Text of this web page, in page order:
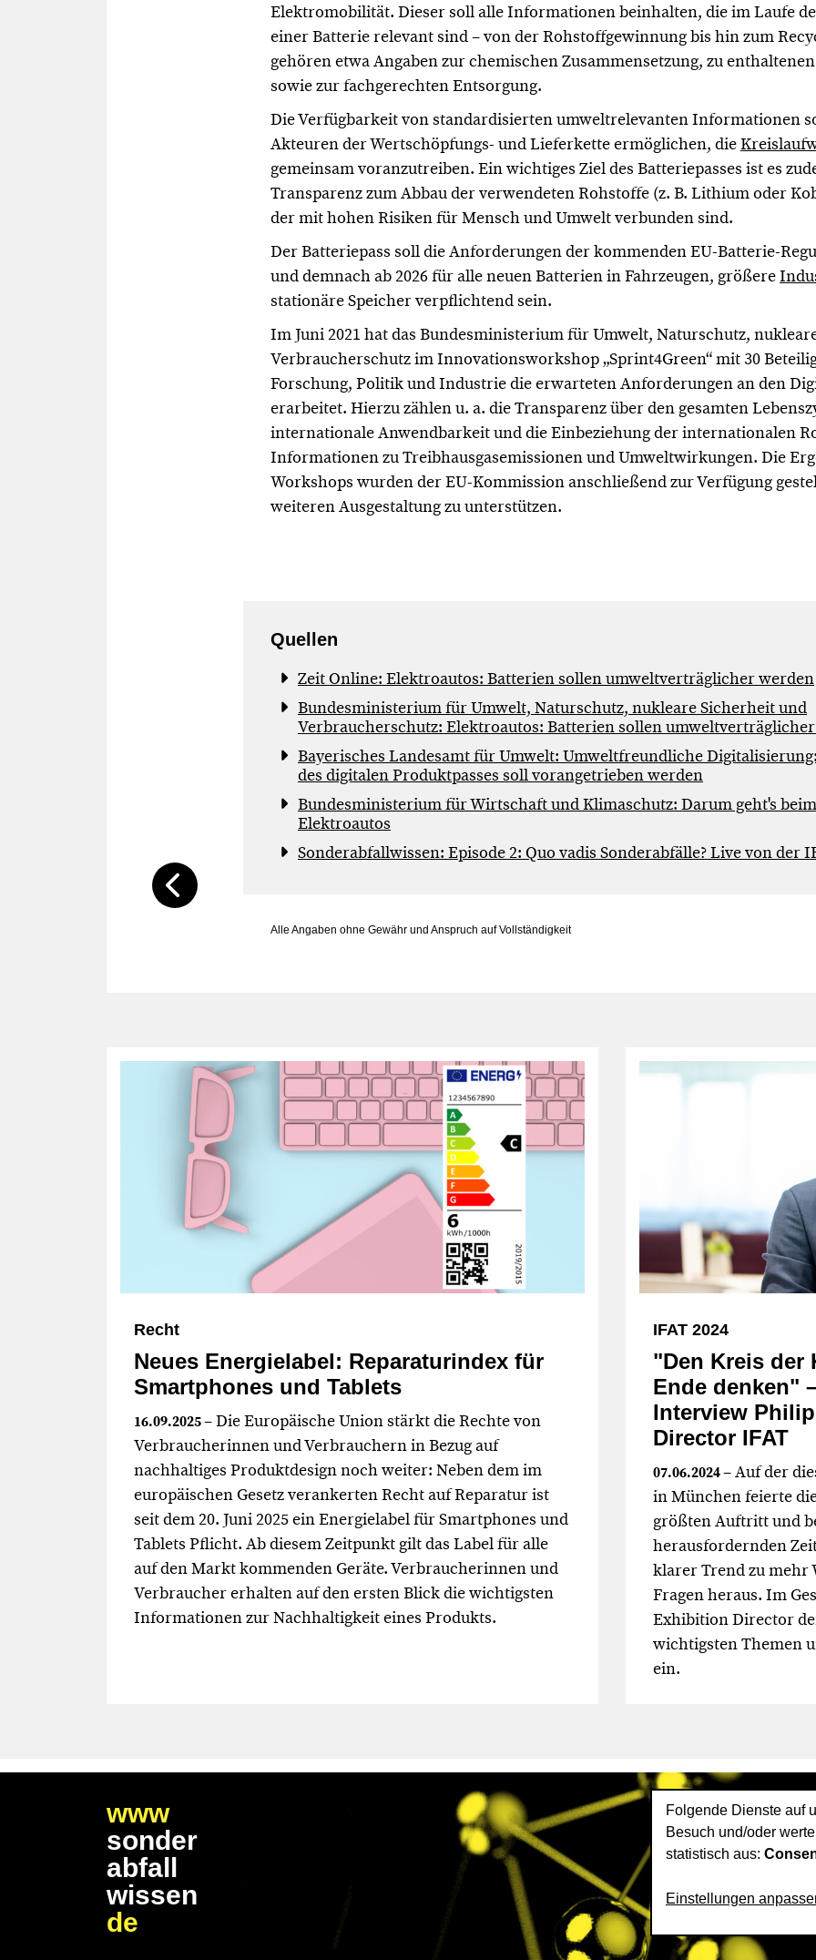
Elektromobilität. Dieser soll alle Informationen beinhalten, die im Laufe
einer Batterie relevant sind – von der Rohstoffgewinnung bis hin zum
gehören etwa Angaben zur chemischen Zusammensetzung, zu
sowie zur fachgerechten Entsorgung.
Die Verfügbarkeit von standardisierten umweltrelevanten Informationen
Akteuren der Wertschöpfungs- und Lieferkette ermöglichen, die
gemeinsam voranzutreiben. Ein wichtiges Ziel des Batteriepasses ist es
Transparenz zum Abbau der verwendeten Rohstoffe (z. B. Lithium oder
der mit hohen Risiken für Mensch und Umwelt verbunden sind.
Der Batteriepass soll die Anforderungen der kommenden EU-Batterie-
und demnach ab 2026 für alle neuen Batterien in Fahrzeugen, größere
stationäre Speicher verpflichtend sein.
Im Juni 2021 hat das Bundesministerium für Umwelt, Naturschutz,
Verbraucherschutz im Innovationsworkshop „Sprint4Green“ mit 30
Forschung, Politik und Industrie die erwarteten Anforderungen an den
erarbeitet. Hierzu zählen u. a. die Transparenz über den gesamten
internationale Anwendbarkeit und die Einbeziehung der internationalen
Informationen zu Treibhausgasemissionen und Umweltwirkungen. Die
Workshops wurden der EU-Kommission anschließend zur Verfügung
weiteren Ausgestaltung zu unterstützen.
Quellen
Zeit Online: Elektroautos: Batterien sollen umweltverträglicher werden
Bundesministerium für Umwelt, Naturschutz, nukleare Sicherheit und
Verbraucherschutz: Elektroautos: Batterien sollen
Bayerisches Landesamt für Umwelt: Umweltfreundliche
des digitalen Produktpasses soll vorangetrieben werden
Bundesministerium für Wirtschaft und Klimaschutz: Darum geht's
Elektroautos
Sonderabfallwissen: Episode 2: Quo vadis Sonderabfälle? Live von der
Alle Angaben ohne Gewähr und Anspruch auf Vollständigkeit
Recht
Neues Energielabel: Reparaturindex für
Smartphones und Tablets
16.09.2025– Die Europäische Union stärkt die Rechte von
Verbraucherinnen und Verbrauchern in Bezug auf
nachhaltiges Produktdesign noch weiter: Neben dem im
europäischen Gesetz verankerten Recht auf Reparatur ist
seit dem 20. Juni 2025 ein Energielabel für Smartphones und
Tablets Pflicht. Ab diesem Zeitpunkt gilt das Label für alle
auf den Markt kommenden Geräte. Verbraucherinnen und
Verbraucher erhalten auf den ersten Blick die wichtigsten
Informationen zur Nachhaltigkeit eines Produkts.
IFAT 2024
"Den Kreis der
Ende denken"
Interview
Director IFAT
07.06.2024– Auf der
in München feierte
größten Auftritt und
herausfordernden
klarer Trend zu
Fragen heraus. Im
Exhibition Director
wichtigsten Themen
ein.
www
sonder
abfall
wissen
de
Folgende Dienste auf
Besuch und/oder
statistisch aus:
Einstellungen